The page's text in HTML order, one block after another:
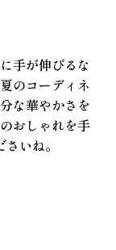
手が伸びるな
のコーディネ
な華やかさを
おしゃれを手
いね。